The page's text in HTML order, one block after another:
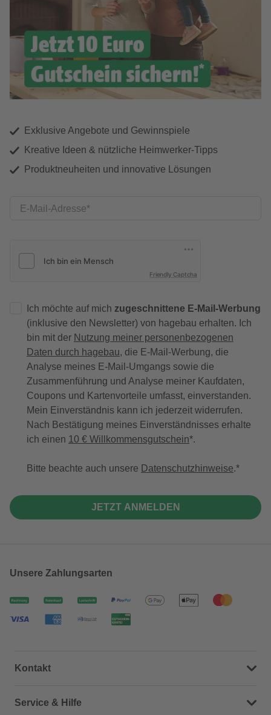
Exklusive Angebote und Gewinnspiele
Kreative Ideen & nützliche Heimwerker-Tipps
Produktneuheiten und innovative Lösungen
E-Mail-Adresse
Friendly Captcha
Ich möchte auf mich zugeschnittene E-Mail-Werbung
(inklusive den Newsletter) von hagebau erhalten. Ich
bin mit der Nutzung meiner personenbezogenen
Daten durch hagebau, die E-Mail-Werbung, die
Analyse meines E-Mail-Umgangs sowie die
Zusammenführung und Analyse meiner Kaufdaten,
Coupons und Kartenvorteile umfasst, einverstanden.
Mein Einverständnis kann ich jederzeit widerrufen.
Nach Bestätigung meines Einverständnisses erhalte
ich einen 10 € Willkommensgutschein*.
Bitte beachte auch unsere Datenschutzhinweise.
JETZT ANMELDEN
Unsere Zahlungsarten
Kontakt
Dein Kontakt zu uns
Service & Hilfe